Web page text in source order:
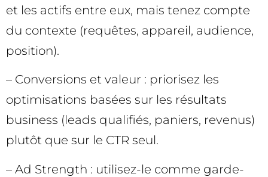
et les actifs entre eux, mais tenez compte
du contexte (requêtes, appareil, audience,
position).
– Conversions et valeur : priorisez les
optimisations basées sur les résultats
business (leads qualifiés, paniers, revenus)
plutôt que sur le CTR seul.
– Ad Strength : utilisez-le comme garde-